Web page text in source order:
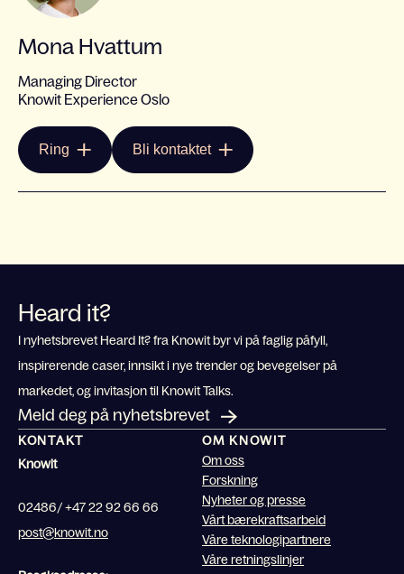
Mona Hvattum
Managing Director
Knowit Experience Oslo
Ring Bli kontaktet
Heard it?
I nyhetsbrevet Heard It? fra Knowit byr vi på faglig påfyll,
inspirerende caser, innsikt i nye trender og bevegelser på
markedet, og invitasjon til Knowit Talks.
Meld deg på nyhetsbrevet
KONTAKT
Knowit
02486/ +47 22 92 66 66
post@knowit.no
OM KNOWIT
Om oss
Forskning
Nyheter og presse
Vårt bærekraftsarbeid
Våre teknologipartnere
Våre retningslinjer